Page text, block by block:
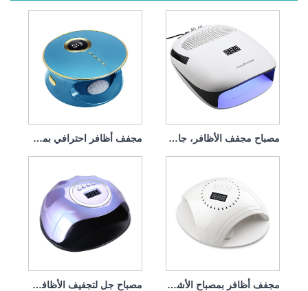
مجفف أظافر احترافي بمصباح الأشعة فوق البنفسجية بقوة 168 وات مصباح مجفف الأظافر، جامع الغبار 140 وات، 4 في 1
مصباح جل لتجفيف الأظافر من جرين لايف، 120 وات مجفف أظافر بمصباح الأشعة فوق البنفسجية مع شاحن 86 واط